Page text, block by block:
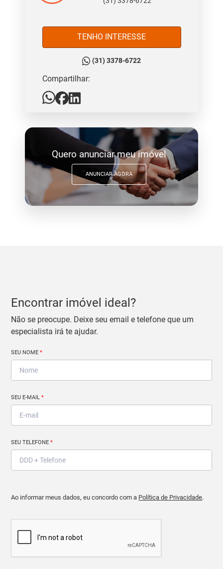
TENHO INTERESSE
(31) 3378-6722
Compartilhar:
Quero anunciar meu imóvel
ANUNCIAR AGORA
Encontrar imóvel ideal?
Não se preocupe. Deixe seu email e telefone que um
especialista irá te ajudar.
SEU NOME*
SEU E-MAIL*
SEU TELEFONE*
Ao informar meus dados, eu concordo com a Política de Privacidade.